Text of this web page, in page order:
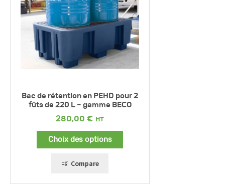
Bac de rétention en PEHD pour 2
fûts de 220 L – gamme BECO
280,00 €
Choix des options
Compare